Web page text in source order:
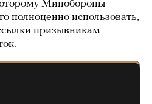
Минобороны
полноценно использовать,
призывникам